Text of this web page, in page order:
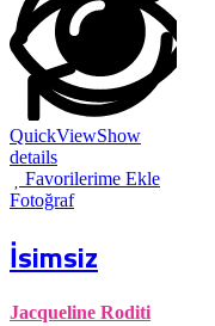
QuickViewShow
details
Favorilerime Ekle
Fotoğraf
İsimsiz
Jacqueline Roditi